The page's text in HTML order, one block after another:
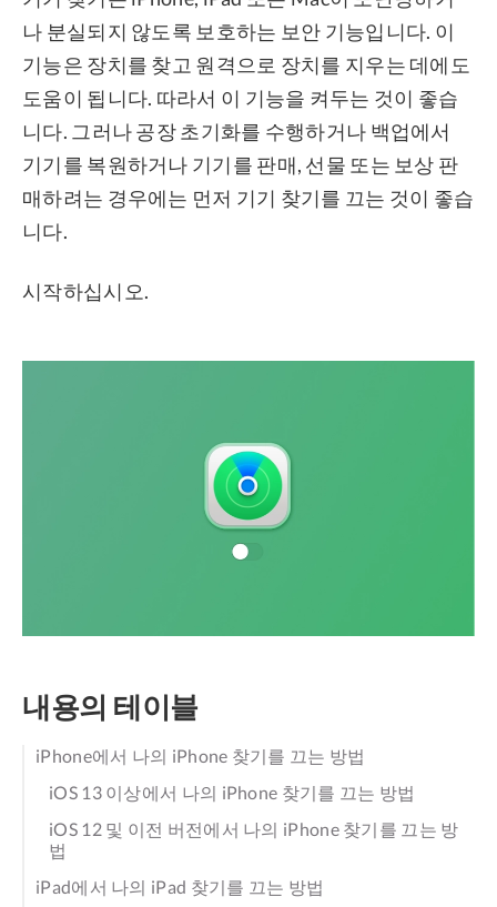
환불
나 분실되지 않도록 보호하는 보안 기능입니다. 이
기능은 장치를 찾고 원격으로 장치를 지우는 데에도
도움이 됩니다. 따라서 이 기능을 켜두는 것이 좋습
니다. 그러나 공장 초기화를 수행하거나 백업에서
기기를 복원하거나 기기를 판매, 선물 또는 보상 판
매하려는 경우에는 먼저 기기 찾기를 끄는 것이 좋습
니다.
시작하십시오.
내용의 테이블
iPhone에서 나의 iPhone 찾기를 끄는 방법
iOS 13 이상에서 나의 iPhone 찾기를 끄는 방법
iOS 12 및 이전 버전에서 나의 iPhone 찾기를 끄는 방
법
iPad에서 나의 iPad 찾기를 끄는 방법